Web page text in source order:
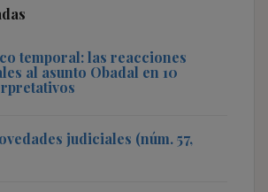
temporal: las reacciones
al asunto Obadal en 10
judiciales (núm. 57,